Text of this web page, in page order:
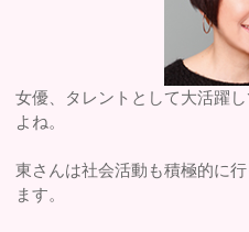
女優、タレントとして大活躍
よね。
東さんは社会活動も積極的に
ます。